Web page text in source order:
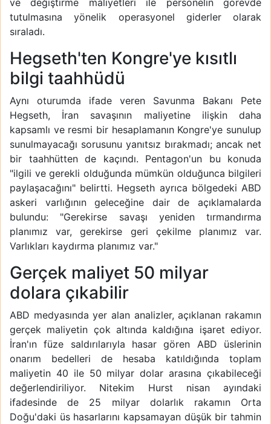
ve değiştirme maliyetleri ile personelin görevde
tutulmasına yönelik operasyonel giderler olarak
sıraladı.
Hegseth'ten Kongre'ye kısıtlı
bilgi taahhüdü
Aynı oturumda ifade veren Savunma Bakanı Pete
Hegseth, İran savaşının maliyetine ilişkin daha
kapsamlı ve resmi bir hesaplamanın Kongre'ye sunulup
sunulmayacağı sorusunu yanıtsız bırakmadı; ancak net
bir taahhütten de kaçındı. Pentagon'un bu konuda
"ilgili ve gerekli olduğunda mümkün olduğunca bilgileri
paylaşacağını" belirtti. Hegseth ayrıca bölgedeki ABD
askeri varlığının geleceğine dair de açıklamalarda
bulundu: "Gerekirse savaşı yeniden tırmandırma
planımız var, gerekirse geri çekilme planımız var.
Varlıkları kaydırma planımız var."
Gerçek maliyet 50 milyar
dolara çıkabilir
ABD medyasında yer alan analizler, açıklanan rakamın
gerçek maliyetin çok altında kaldığına işaret ediyor.
İran'ın füze saldırılarıyla hasar gören ABD üslerinin
onarım bedelleri de hesaba katıldığında toplam
maliyetin 40 ile 50 milyar dolar arasına çıkabileceği
değerlendiriliyor. Nitekim Hurst nisan ayındaki
ifadesinde de 25 milyar dolarlık rakamın Orta
Doğu'daki üs hasarlarını kapsamayan düşük bir tahmin